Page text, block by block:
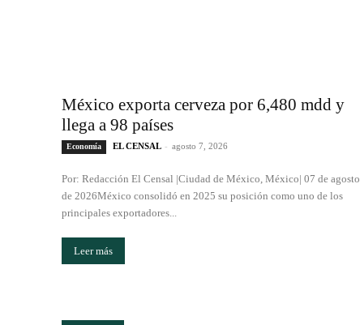
México exporta cerveza por 6,480 mdd y
llega a 98 países
Economía EL CENSAL - agosto 7, 2026
Por: Redacción El Censal |Ciudad de México, México| 07 de agosto
de 2026México consolidó en 2025 su posición como uno de los
principales exportadores...
Leer más